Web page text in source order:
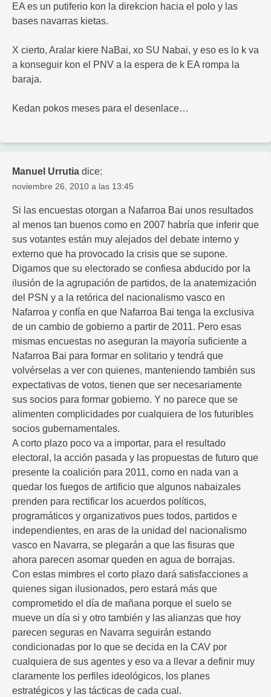
EA es un putiferio kon la direkcion hacia el polo y las
bases navarras kietas.
X cierto, Aralar kiere NaBai, xo SU Nabai, y eso es lo k va
a konseguir kon el PNV a la espera de k EA rompa la
baraja.
Kedan pokos meses para el desenlace…
Manuel Urrutia dice:
noviembre 26, 2010 a las 13:45
Si las encuestas otorgan a Nafarroa Bai unos resultados
al menos tan buenos como en 2007 habría que inferir que
sus votantes están muy alejados del debate interno y
externo que ha provocado la crisis que se supone.
Digamos que su electorado se confiesa abducido por la
ilusión de la agrupación de partidos, de la anatemización
del PSN y a la retórica del nacionalismo vasco en
Nafarroa y confía en que Nafarroa Bai tenga la exclusiva
de un cambio de gobierno a partir de 2011. Pero esas
mismas encuestas no aseguran la mayoría suficiente a
Nafarroa Bai para formar en solitario y tendrá que
volvérselas a ver con quienes, manteniendo también sus
expectativas de votos, tienen que ser necesariamente
sus socios para formar gobierno. Y no parece que se
alimenten complicidades por cualquiera de los futuribles
socios gubernamentales.
A corto plazo poco va a importar, para el resultado
electoral, la acción pasada y las propuestas de futuro que
presente la coalición para 2011, como en nada van a
quedar los fuegos de artificio que algunos nabaizales
prenden para rectificar los acuerdos políticos,
programáticos y organizativos pues todos, partidos e
independientes, en aras de la unidad del nacionalismo
vasco en Navarra, se plegarán a que las fisuras que
ahora parecen asomar queden en agua de borrajas.
Con estas mimbres el corto plazo dará satisfacciones a
quienes sigan ilusionados, pero estará más que
comprometido el día de mañana porque el suelo se
mueve un día si y otro también y las alianzas que hoy
parecen seguras en Navarra seguirán estando
condicionadas por lo que se decida en la CAV por
cualquiera de sus agentes y eso va a llevar a definir muy
claramente los perfiles ideológicos, los planes
estratégicos y las tácticas de cada cual.